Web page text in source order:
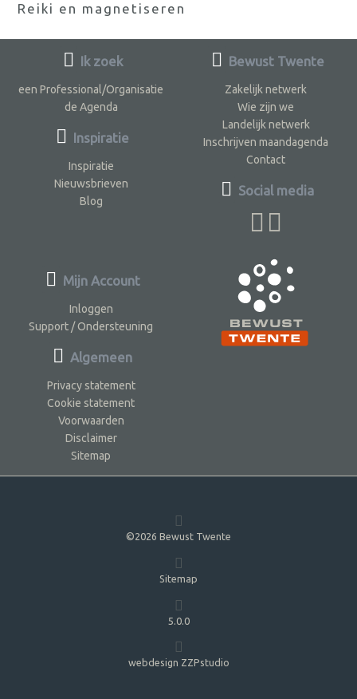
Reiki en magnetiseren
Ik zoek
een Professional/Organisatie
de Agenda
Inspiratie
Inspiratie
Nieuwsbrieven
Blog
Bewust Twente
Zakelijk netwerk
Wie zijn we
Landelijk netwerk
Inschrijven maandagenda
Contact
Social media
Mijn Account
Inloggen
Support / Ondersteuning
Algemeen
Privacy statement
Cookie statement
Voorwaarden
Disclaimer
Sitemap
©2026 Bewust Twente
Sitemap
5.0.0
webdesign ZZPstudio